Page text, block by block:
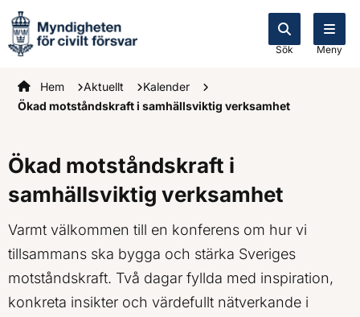
Sök Meny
Startsidan
Hem Aktuellt
Kalender
Ökad motståndskraft i samhällsviktig verksamhet
Ökad motståndskraft i
samhällsviktig verksamhet
Varmt välkommen till en konferens om hur vi
tillsammans ska bygga och stärka Sveriges
motståndskraft. Två dagar fyllda med inspiration,
konkreta insikter och värdefullt nätverkande i